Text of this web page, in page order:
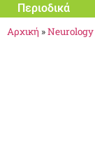
Περιοδικά
Αρχική »Neurology